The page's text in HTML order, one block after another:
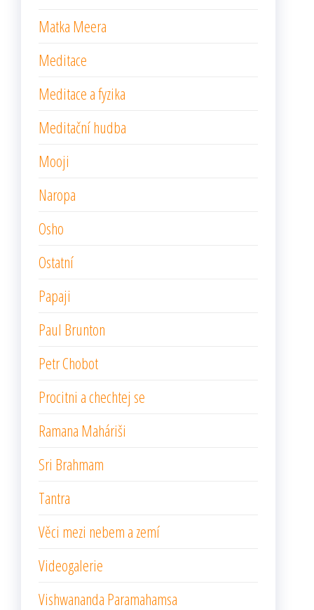
Matka Meera
Meditace
Meditace a fyzika
Meditační hudba
Mooji
Naropa
Osho
Ostatní
Papaji
Paul Brunton
Petr Chobot
Procitni a chechtej se
Ramana Maháriši
Sri Brahmam
Tantra
Věci mezi nebem a zemí
Videogalerie
Vishwananda Paramahamsa